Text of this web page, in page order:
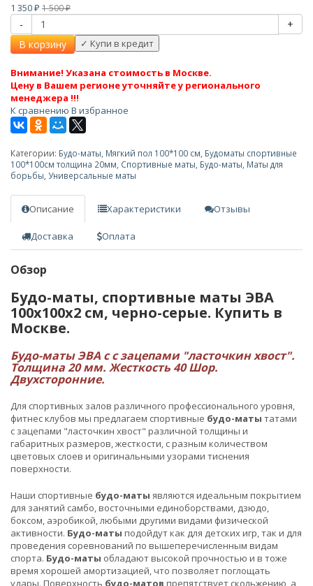
1 350 ₽ 1 500₽
-
+
В корзину
Внимание! Указана стоимость в Москве.
Цену в Вашем регионе уточняйте у регионального
менеджера !!!
К сравнению В избранное
Категории: Будо-маты Мягкий пол 100*100 см Будоматы спортивные
100*100см толщина 20мм Спортивные маты Будо-маты Маты для
борьбы Универсальные маты
Описание Характеристики Отзывы
Доставка Оплата
Обзор
Будо-маты, спортивные маты ЭВА
100х100x2 см, черно-серые. Купить в
Москве.
Будо-маты ЭВА с с зацепами "ласточкин хвост".
Толщина 20 мм. Жесткость 40 Шор.
Двухсторонние.
Для спортивных залов различного профессионального уровня,
фитнес клубов мы предлагаем спортивные будо-маты татами
с зацепами "ласточкин хвост" различной толщины и
габаритных размеров, жесткости, с разным количеством
цветовых слоев и оригинальными узорами тиснения
поверхности.
Наши спортивные будо-маты являются идеальным покрытием
для занятий самбо, восточными единоборствами, дзюдо,
боксом, аэробикой, любыми другими видами физической
активности. Будо-маты подойдут как для детских игр, так и для
проведения соревнований по вышеперечисленным видам
спорта. Будо-маты обладают высокой прочностью и в тоже
время хорошей амортизацией, что позволяет поглощать
удары. Поверхность будо-матов препятствует скольжению, а